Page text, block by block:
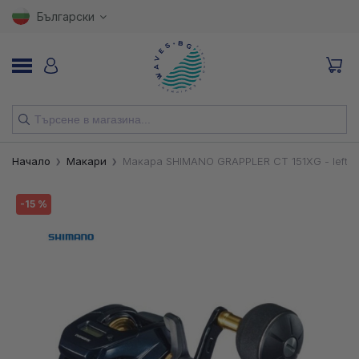
Български
НОВИ
ВЪДИЦИ
МАКАРИ
ВЛАКНА
Начало Макари Макара SHIMANO GRAPPLER CT 151XG - left
-15 %